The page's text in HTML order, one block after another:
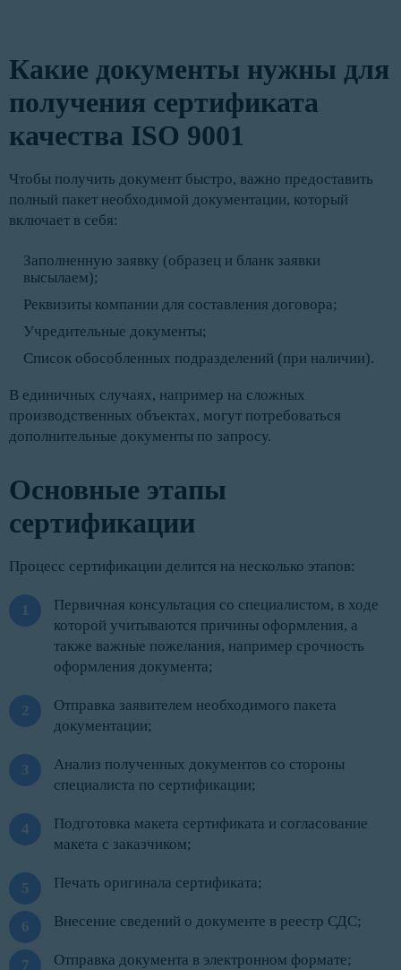
Какие документы нужны для
получения сертификата
качества ISO 9001
Чтобы получить документ быстро, важно предоставить
полный пакет необходимой документации, который
включает в себя:
Заполненную заявку (образец и бланк заявки
высылаем);
Реквизиты компании для составления договора;
Учредительные документы;
Список обособленных подразделений (при наличии).
В единичных случаях, например на сложных
производственных объектах, могут потребоваться
дополнительные документы по запросу.
Основные этапы
сертификации
Процесс сертификации делится на несколько этапов:
Первичная консультация со специалистом, в ходе
которой учитываются причины оформления, а
также важные пожелания, например срочность
оформления документа;
Отправка заявителем необходимого пакета
документации;
Анализ полученных документов со стороны
специалиста по сертификации;
Подготовка макета сертификата и согласование
макета с заказчиком;
Печать оригинала сертификата;
Внесение сведений о документе в реестр СДС;
Отправка документа в электронном формате;